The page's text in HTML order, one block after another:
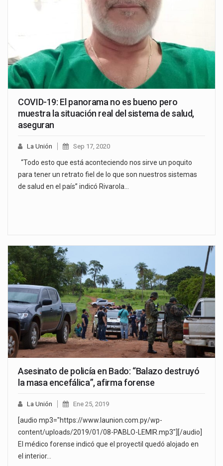
COVID-19: El panorama no es bueno pero
muestra la situación real del sistema de salud,
aseguran
La Unión Sep 17, 2020
“Todo esto que está aconteciendo nos sirve un poquito
para tener un retrato fiel de lo que son nuestros sistemas
de salud en el país” indicó Rivarola…
Asesinato de policía en Bado: “Balazo destruyó
la masa encefálica”, afirma forense
La Unión Ene 25, 2019
[audio mp3="https://www.launion.com.py/wp-
content/uploads/2019/01/08-PABLO-LEMIR.mp3"][/audio]
El médico forense indicó que el proyectil quedó alojado en
el interior…